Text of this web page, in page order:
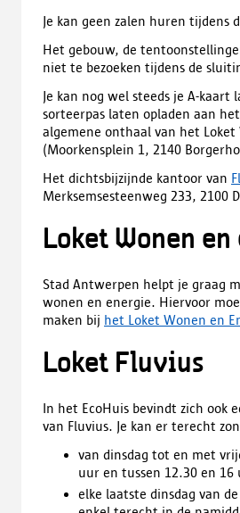
Je kan geen zalen huren tijdens
Het gebouw, de
niet te bezoeken tijdens de
Je kan nog wel steeds je A-kaart
sorteerpas laten opladen aan
algemene onthaal van het Loket
(Moorkensplein 1, 2140
Het dichtsbijzijnde kantoor van
Merksemsesteenweg 233, 2100
Loket Wonen
Stad Antwerpen helpt je graag
wonen en energie. Hiervoor
maken bij het Loket Wonen en
Loket Fluvius
In het EcoHuis bevindt zich ook
van Fluvius. Je kan er terecht
van dinsdag tot en met
uur en tussen 12.30 en 16
elke laatste dinsdag van